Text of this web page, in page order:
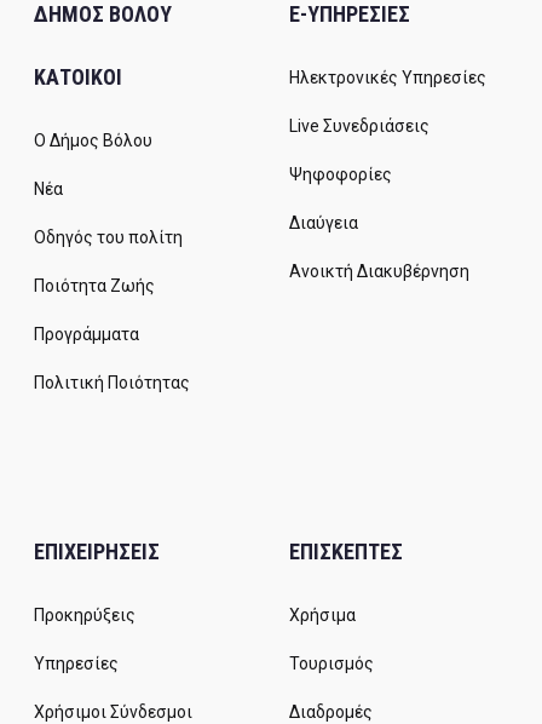
ΔΗΜΟΣ ΒΟΛΟΥ
ΚΑΤΟΙΚΟΙ
Ο Δήμος Βόλου
Νέα
Οδηγός του πολίτη
Ποιότητα Ζωής
Προγράμματα
Πολιτική Ποιότητας
E-ΥΠΗΡΕΣΙΕΣ
Ηλεκτρονικές Υπηρεσίες
Live Συνεδριάσεις
Ψηφοφορίες
Διαύγεια
Ανοικτή Διακυβέρνηση
ΕΠΙΧΕΙΡΗΣΕΙΣ
Προκηρύξεις
Υπηρεσίες
Χρήσιμοι Σύνδεσμοι
ΕΠΙΣΚΕΠΤΕΣ
Χρήσιμα
Τουρισμός
Διαδρομές